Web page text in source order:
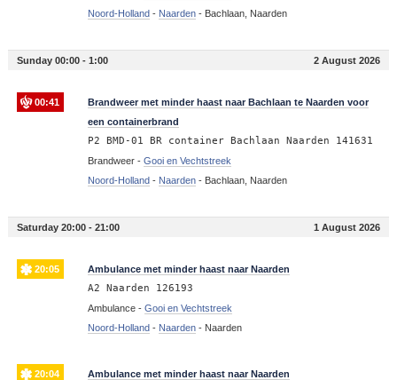
Noord-Holland- Naarden- Bachlaan, Naarden
Sunday 00:00 - 1:00 2 August 2026
00:41
Brandweer met minder haast naar Bachlaan te Naarden voor
een containerbrand
P2 BMD-01 BR container Bachlaan Naarden 141631
Brandweer - Gooi en Vechtstreek
Noord-Holland- Naarden- Bachlaan, Naarden
Saturday 20:00 - 21:00 1 August 2026
20:05 Ambulance met minder haast naar Naarden
A2 Naarden 126193
Ambulance - Gooi en Vechtstreek
Noord-Holland- Naarden- Naarden
20:04 Ambulance met minder haast naar Naarden